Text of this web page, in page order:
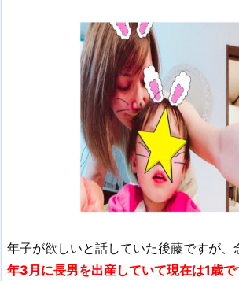
年子が欲しいと話していた後藤ですが、
年3月に長男を出産していて現在は1歳で